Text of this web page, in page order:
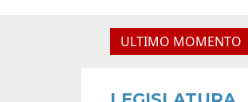
ULTIMO MOMENTO
Vuoto: “Esta